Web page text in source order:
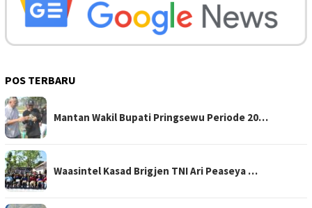
POS TERBARU
Mantan Wakil Bupati Pringsewu Periode 20…
Waasintel Kasad Brigjen TNI Ari Peaseya …